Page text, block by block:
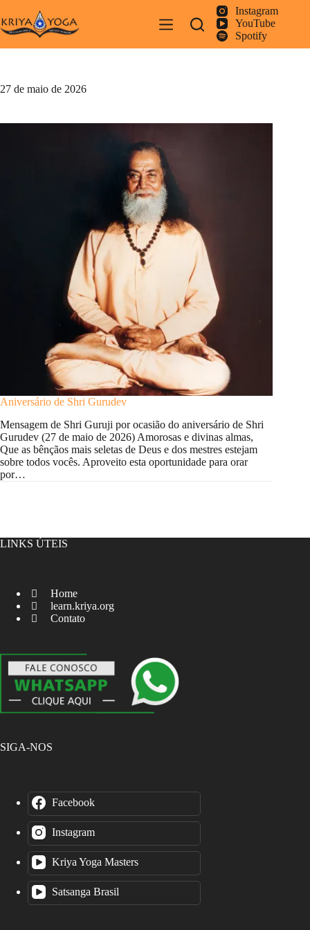
para
o
Instagram
YouTube
Spotify
27 de maio de 2026
Aniversário de Shri Gurudev
Mensagem de Shri Guruji por ocasião do aniversário de Shri
Gurudev (27 de maio de 2026) Amorosas e divinas almas,
Que as bênçãos mais seletas de Deus e dos mestres estejam
sobre todos vocês. Aproveito esta oportunidade para orar
por…
LINKS ÚTEIS
Home
learn.kriya.org
Contato
SIGA-NOS
Facebook
Instagram
Kriya Yoga Masters
Satsanga Brasil